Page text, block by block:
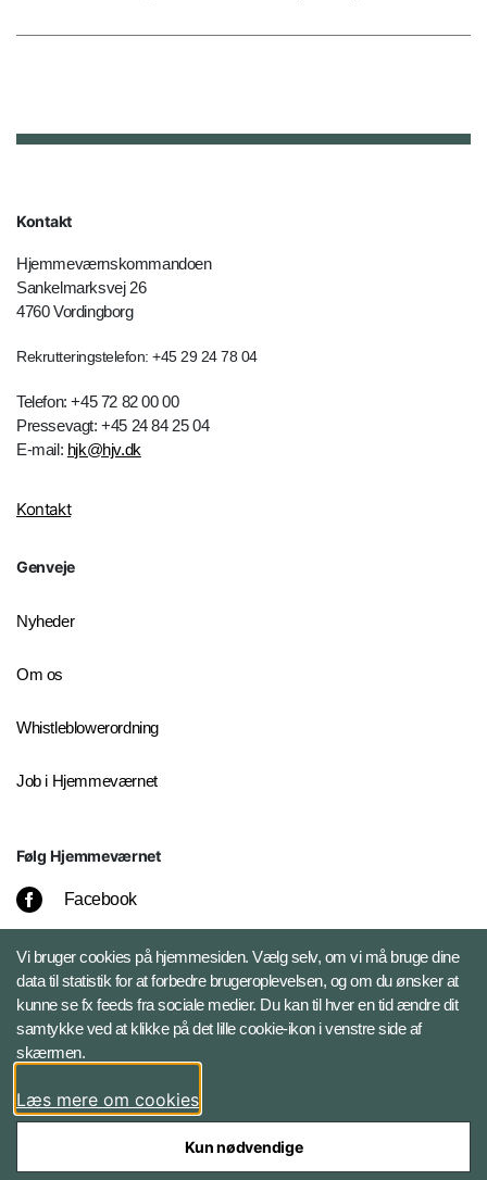
Kontakt
Hjemmeværnskommandoen
Sankelmarksvej 26
4760 Vordingborg
Rekrutteringstelefon: +45 29 24 78 04
Telefon: +45 72 82 00 00
Pressevagt: +45 24 84 25 04
E-mail: hjk@hjv.dk
Kontakt
Genveje
Nyheder
Om os
Whistleblowerordning
Job i Hjemmeværnet
Følg Hjemmeværnet
Facebook
Instagram
LinkedIn
X
Vi bruger cookies på hjemmesiden. Vælg selv, om vi må bruge dine
data til statistik for at forbedre brugeroplevelsen, og om du ønsker at
kunne se fx feeds fra sociale medier. Du kan til hver en tid ændre dit
samtykke ved at klikke på det lille cookie-ikon i venstre side af
skærmen.
Læs mere om cookies
Kun nødvendige